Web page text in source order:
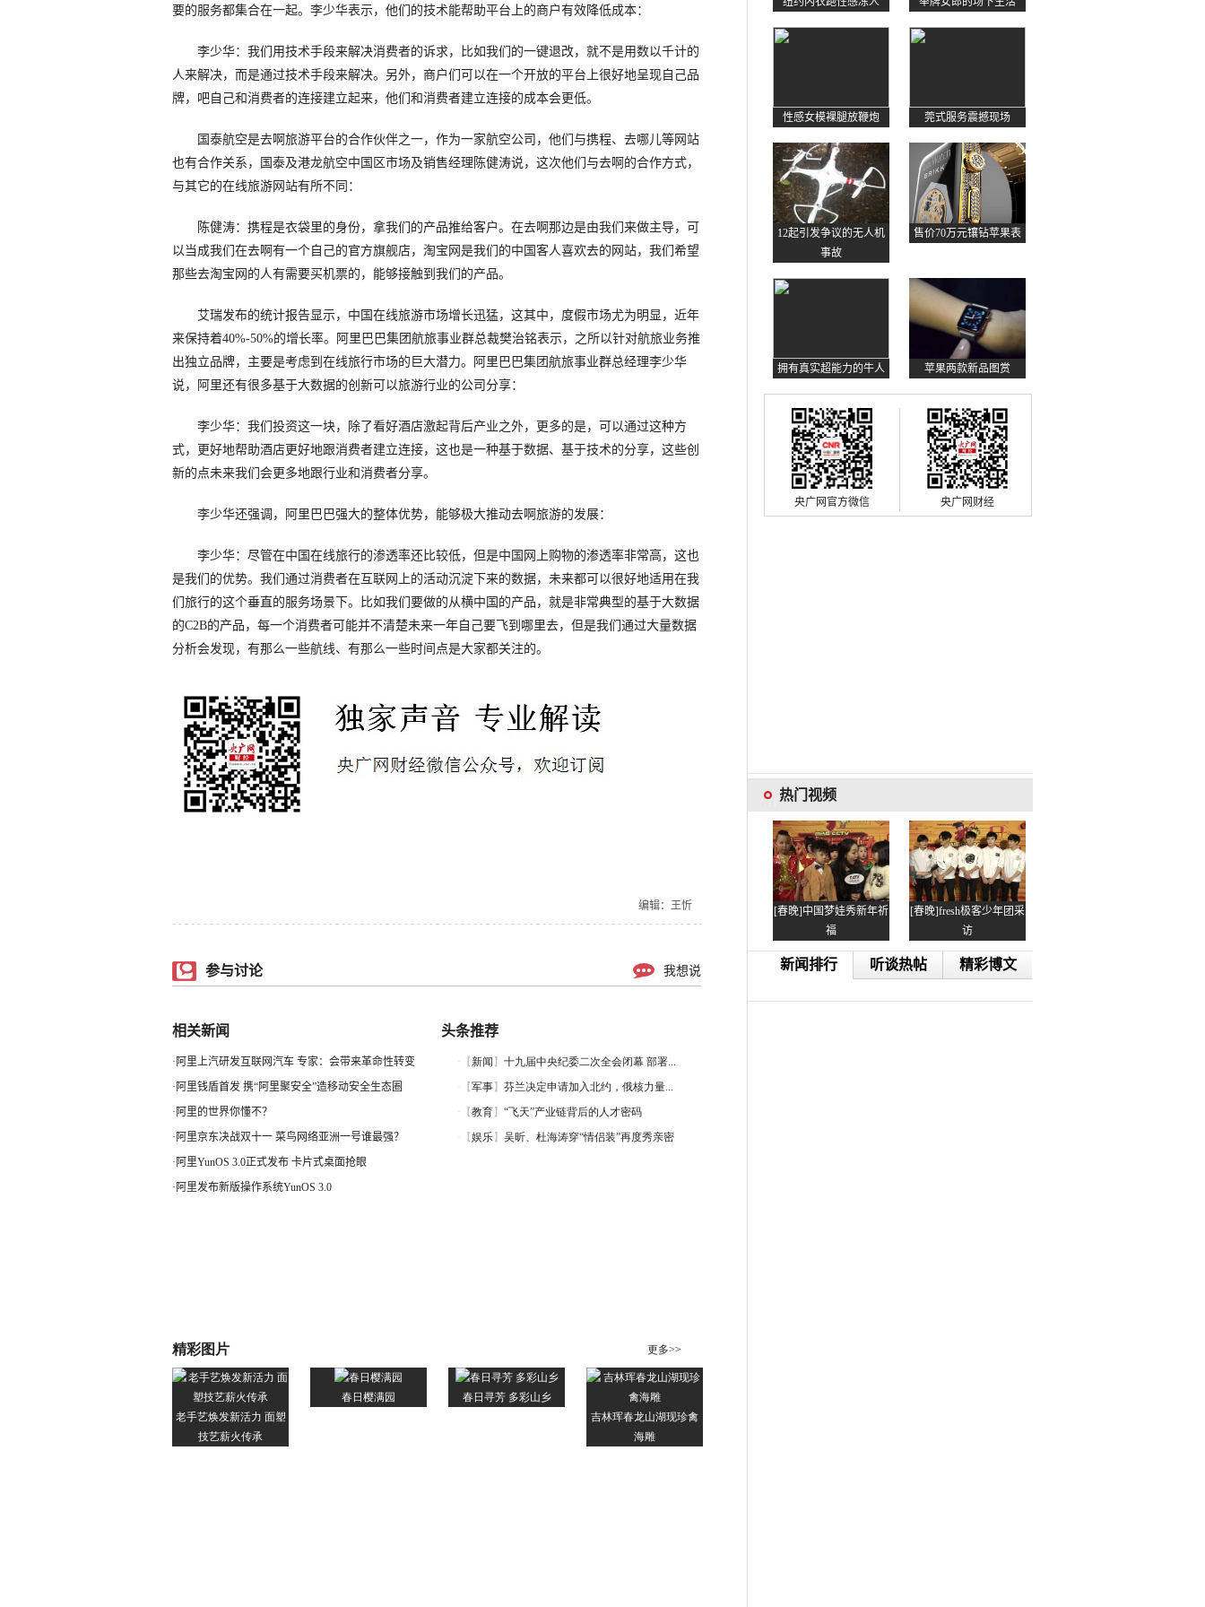
要的服务都集合在一起。李少华表示，他们的技术能帮助平台上的商户有效降低成本：
李少华：我们用技术手段来解决消费者的诉求，比如我们的一键退改，就不是用数以千计的
人来解决，而是通过技术手段来解决。另外，商户们可以在一个开放的平台上很好地呈现自己品
牌，吧自己和消费者的连接建立起来，他们和消费者建立连接的成本会更低。
国泰航空是去啊旅游平台的合作伙伴之一，作为一家航空公司，他们与携程、去哪儿等网站
也有合作关系，国泰及港龙航空中国区市场及销售经理陈健涛说，这次他们与去啊的合作方式，
与其它的在线旅游网站有所不同：
陈健涛：携程是衣袋里的身份，拿我们的产品推给客户。在去啊那边是由我们来做主导，可
以当成我们在去啊有一个自己的官方旗舰店，淘宝网是我们的中国客人喜欢去的网站，我们希望
那些去淘宝网的人有需要买机票的，能够接触到我们的产品。
艾瑞发布的统计报告显示，中国在线旅游市场增长迅猛，这其中，度假市场尤为明显，近年
来保持着40%-50%的增长率。阿里巴巴集团航旅事业群总裁樊治铭表示，之所以针对航旅业务推
出独立品牌，主要是考虑到在线旅行市场的巨大潜力。阿里巴巴集团航旅事业群总经理李少华
说，阿里还有很多基于大数据的创新可以旅游行业的公司分享：
李少华：我们投资这一块，除了看好酒店激起背后产业之外，更多的是，可以通过这种方
式，更好地帮助酒店更好地跟消费者建立连接，这也是一种基于数据、基于技术的分享，这些创
新的点未来我们会更多地跟行业和消费者分享。
李少华还强调，阿里巴巴强大的整体优势，能够极大推动去啊旅游的发展：
李少华：尽管在中国在线旅行的渗透率还比较低，但是中国网上购物的渗透率非常高，这也
是我们的优势。我们通过消费者在互联网上的活动沉淀下来的数据，未来都可以很好地适用在我
们旅行的这个垂直的服务场景下。比如我们要做的从横中国的产品，就是非常典型的基于大数据
的C2B的产品，每一个消费者可能并不清楚未来一年自己要飞到哪里去，但是我们通过大量数据
分析会发现，有那么一些航线、有那么一些时间点是大家都关注的。
编辑：王忻
参与讨论 我想说
相关新闻
· 阿里上汽研发互联网汽车 专家：会带来革命性转变
· 阿里钱盾首发 携“阿里聚安全”造移动安全生态圈
· 阿里的世界你懂不？
· 阿里京东决战双十一 菜鸟网络亚洲一号谁最强？
· 阿里YunOS 3.0正式发布 卡片式桌面抢眼
· 阿里发布新版操作系统YunOS 3.0
头条推荐
性感女模裸腿放鞭炮 莞式服务震撼现场
12起引发争议的无人机
事故
售价70万元镶钻苹果表
拥有真实超能力的牛人 苹果两款新品图赏
央广网官方微信 央广网财经